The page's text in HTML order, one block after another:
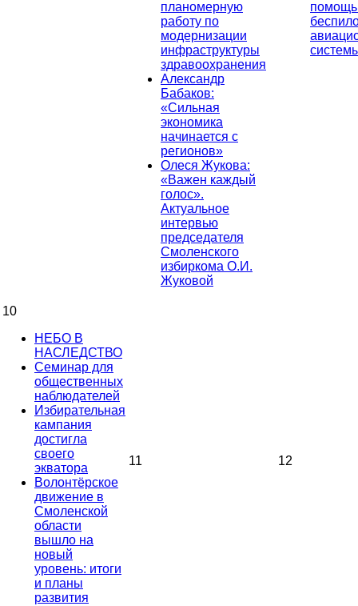
планомерную
работу по
модернизации
инфраструктуры
здравоохранения
Александр
Бабаков:
«Сильная
экономика
начинается с
регионов»
Олеся Жукова:
«Важен каждый
голос».
Актуальное
интервью
председателя
Смоленского
избиркома О.И.
Жуковой
10
НЕБО В
НАСЛЕДСТВО
Семинар для
общественных
наблюдателей
Избирательная
кампания
достигла
своего
экватора
Волонтёрское
движение в
Смоленской
области
вышло на
новый
уровень: итоги
и планы
развития
11 12